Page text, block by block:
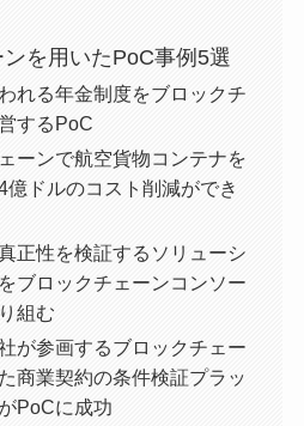
を用いたPoC事例5選
れる年金制度をブロックチ
するPoC
ーンで航空貨物コンテナを
億ドルのコスト削減ができ
正性を検証するソリューシ
ブロックチェーンコンソー
組む
が参画するブロックチェー
商業契約の条件検証プラッ
PoCに成功